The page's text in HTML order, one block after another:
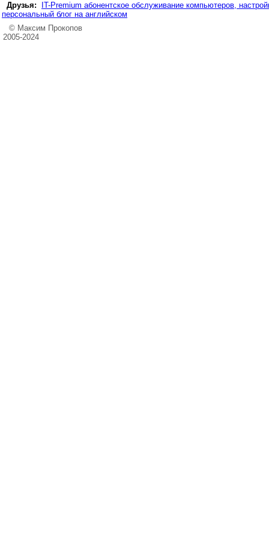
Друзья:
IT-Premium абонентское обслуживание компьютеров,
персональный блог на английском
© Максим Прокопов
2005-2024